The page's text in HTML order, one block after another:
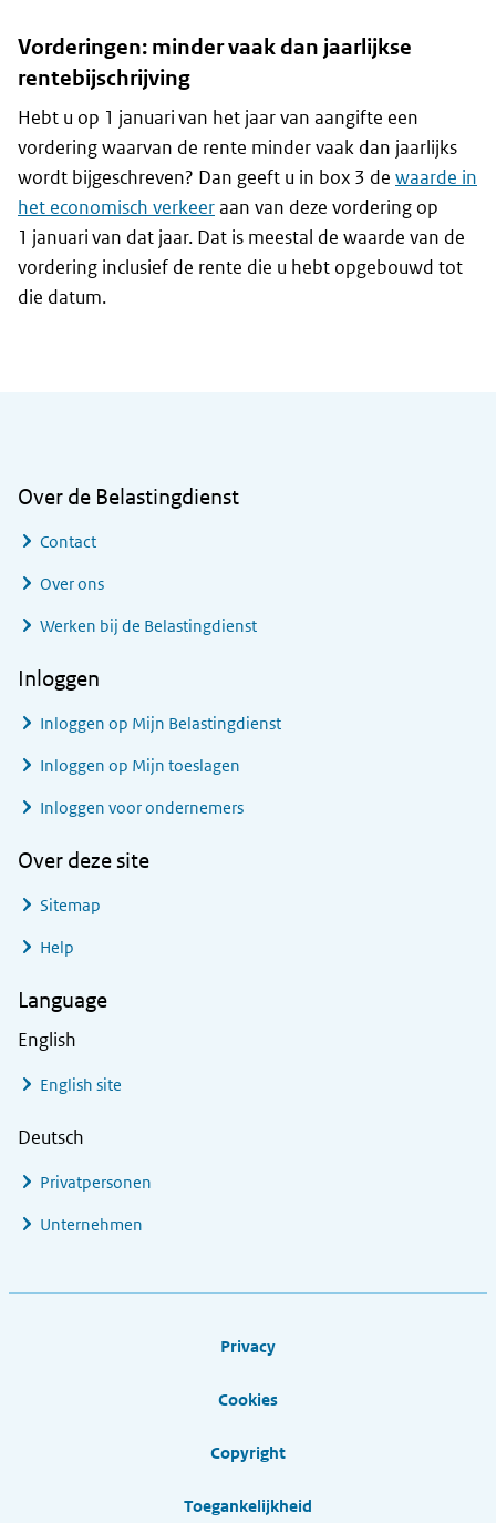
Vorderingen: minder vaak dan jaarlijkse
rentebijschrijving
Hebt u op 1 januari van het jaar van aangifte een
vordering waarvan de rente minder vaak dan jaarlijks
wordt bijgeschreven? Dan geeft u in box 3 de waarde in
het economisch verkeeraan van deze vordering op
1 januari van dat jaar. Dat is meestal de waarde van de
vordering inclusief de rente die u hebt opgebouwd tot
die datum.
Over de Belastingdienst
Contact
Over ons
Werken bij de Belastingdienst
Inloggen
Inloggen op Mijn Belastingdienst
Inloggen op Mijn toeslagen
Inloggen voor ondernemers
Over deze site
Sitemap
Help
Language
English
English site
Deutsch
Privatpersonen
Unternehmen
Privacy
Cookies
Copyright
Toegankelijkheid